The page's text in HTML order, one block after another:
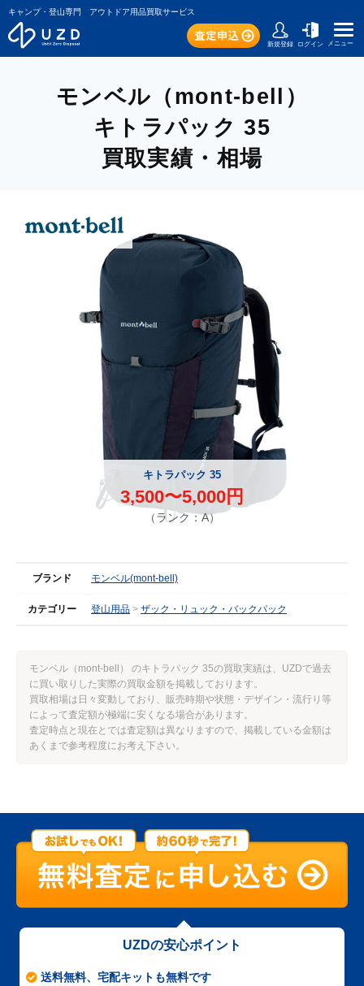
キャンプ・登山専門 アウトドア用品買取サービス
新規登録 ログイン メニュー
モンベル（mont-bell）
キトラパック 35
買取実績・相場
キトラパック 35
3,500〜5,000円
（ランク：A）
ブランド モンベル(mont-bell)
カテゴリー 登山用品 ザック・リュック・バックパック
モンベル（mont-bell） のキトラパック 35の買取実績は、UZDで過去
に買い取りした実際の買取金額を掲載しております。
買取相場は日々変動しており、販売時期や状態・デザイン・流行り等
によって査定額が極端に安くなる場合があります。
査定時点と現在とでは査定額は異なりますので、掲載している金額は
あくまで参考程度にお考え下さい。
UZDの安心ポイント
送料無料、宅配キットも無料です